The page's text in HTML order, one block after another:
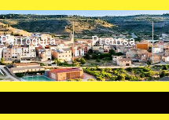
Parròquia Premsa